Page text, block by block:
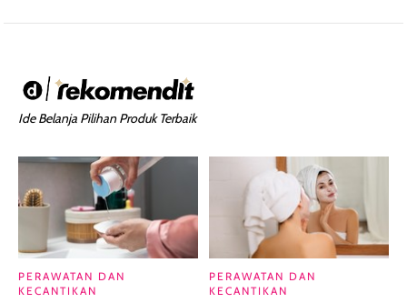
Ide Belanja Pilihan Produk Terbaik
PERAWATAN DAN
KECANTIKAN
PERAWATAN DAN
KECANTIKAN